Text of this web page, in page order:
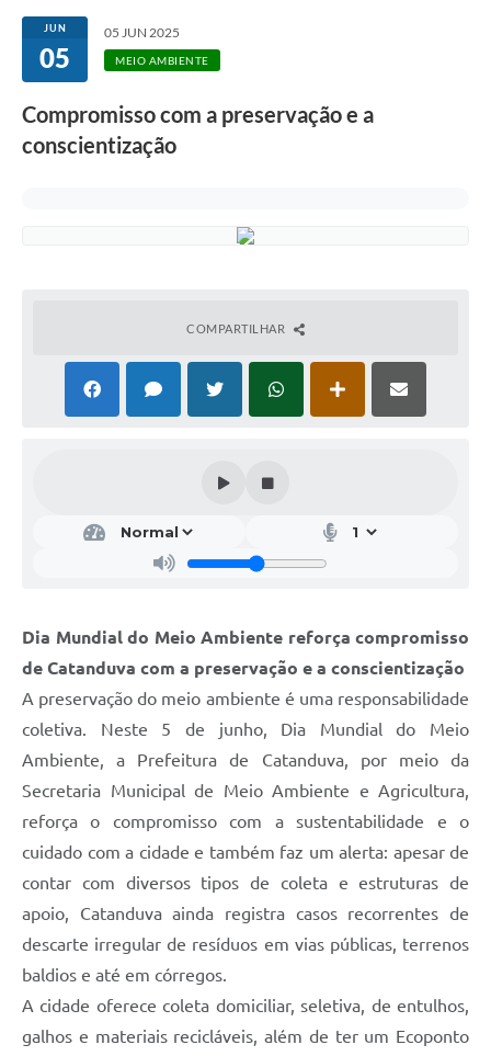
Transparência
Contratos
Jornal
Agenda
Diário Oficial
Editais
JUN
05
05 JUN 2025
MEIO AMBIENTE
Compromisso com a preservação e a
conscientização
COMPARTILHAR
Dia Mundial do Meio Ambiente reforça compromisso
de Catanduva com a preservação e a conscientização
A preservação do meio ambiente é uma responsabilidade
coletiva. Neste 5 de junho, Dia Mundial do Meio
Ambiente, a Prefeitura de Catanduva, por meio da
Secretaria Municipal de Meio Ambiente e Agricultura,
reforça o compromisso com a sustentabilidade e o
cuidado com a cidade e também faz um alerta: apesar de
contar com diversos tipos de coleta e estruturas de
apoio, Catanduva ainda registra casos recorrentes de
descarte irregular de resíduos em vias públicas, terrenos
baldios e até em córregos.
A cidade oferece coleta domiciliar, seletiva, de entulhos,
galhos e materiais recicláveis, além de ter um Ecoponto